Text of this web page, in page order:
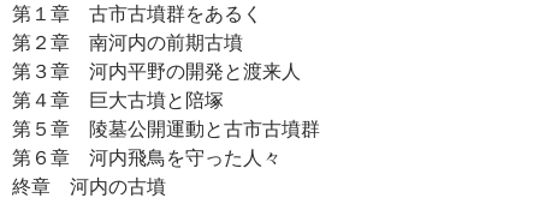
第１章 古市古墳群をあるく
第２章 南河内の前期古墳
第３章 河内平野の開発と渡来人
第４章 巨大古墳と陪塚
第５章 陵墓公開運動と古市古墳群
第６章 河内飛鳥を守った人々
終章 河内の古墳